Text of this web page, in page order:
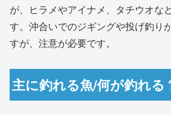
が、ヒラメやアイナメ、タチウオな
す。沖合いでのジギングや投げ釣り
すが、注意が必要です。
主に釣れる魚/何が釣れる